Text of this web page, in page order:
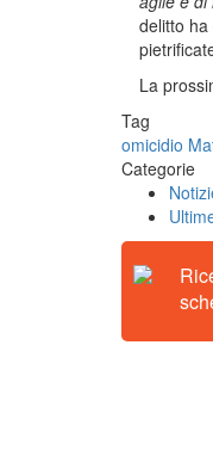
delitto
La
Tag
omicidio
Categorie